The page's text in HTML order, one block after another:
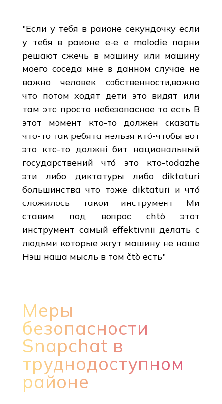
"Если у тебя в раионе секундочку если
у тебя в раионе е-е е molodie парни
решают сжечь в машину или машину
моего соседа мне в данном случае не
важно человек собственности,важно
что потом ходят дети это видят или
там это просто небезопасное то есть В
этот момент кто-то должен сказать
что-то так ребята нельзя ктó-чтобы вот
этo кто-то должні бит национальный
государствений чтó это кто-todazhe
эти либо диктатуры либо diktaturi
большинства что тоже diktaturi и чтó
сложилось такои инструмент Ми
ставим под вопрос chtò этот
инструмент самый effektivnii делать с
людьми которые жгут машину не наше
Нэш наша мысль в том čtò есть"
Меры
безопасности
Snapchat в
труднодоступном
районе